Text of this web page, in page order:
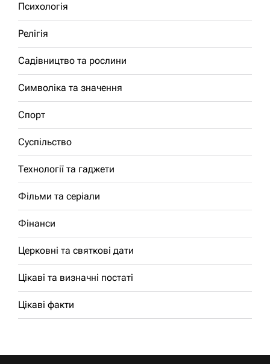
Психологія
Релігія
Садівництво та рослини
Символіка та значення
Спорт
Суспільство
Технології та гаджети
Фільми та серіали
Фінанси
Церковні та святкові дати
Цікаві та визначні постаті
Цікаві факти